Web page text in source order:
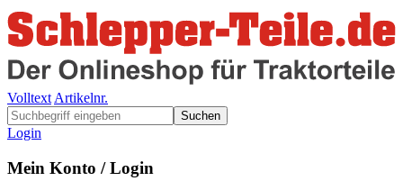
Volltext Artikelnr.
Suchen
Login
Mein Konto / Login